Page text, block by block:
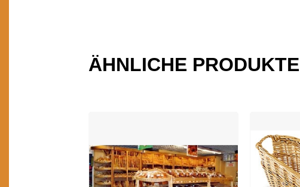
ÄHNLICHE PRODUKTE